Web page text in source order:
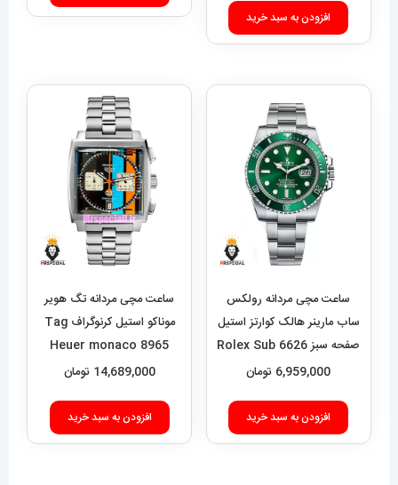
افزودن به سبد خرید
ساعت مچی مردانه رولکس
ساب مارینر هالک کوارتز استیل
صفحه سبز 6626 Rolex Sub
mariner hulk
6,959,000 تومان
افزودن به سبد خرید
ساعت مچی مردانه تگ هویر
موناکو استیل کرنوگراف Tag
Heuer monaco 8965
14,689,000 تومان
افزودن به سبد خرید